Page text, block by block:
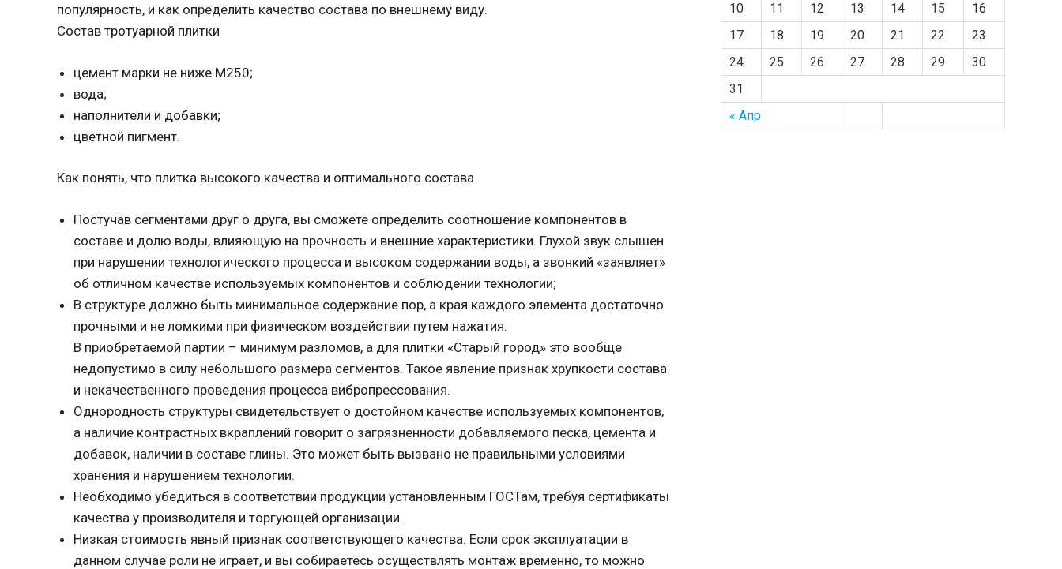
популярность, и как определить качество состава по внешнему виду.
Состав тротуарной плитки
цемент марки не ниже М250;
вода;
наполнители и добавки;
цветной пигмент.
Как понять, что плитка высокого качества и оптимального состава
Постучав сегментами друг о друга, вы сможете определить соотношение компонентов в
составе и долю воды, влияющую на прочность и внешние характеристики. Глухой звук слышен
при нарушении технологического процесса и высоком содержании воды, а звонкий «заявляет»
об отличном качестве используемых компонентов и соблюдении технологии;
В структуре должно быть минимальное содержание пор, а края каждого элемента достаточно
прочными и не ломкими при физическом воздействии путем нажатия.
В приобретаемой партии – минимум разломов, а для плитки «Старый город» это вообще
недопустимо в силу небольшого размера сегментов. Такое явление признак хрупкости состава
и некачественного проведения процесса вибропрессования.
Однородность структуры свидетельствует о достойном качестве используемых компонентов,
а наличие контрастных вкраплений говорит о загрязненности добавляемого песка, цемента и
добавок, наличии в составе глины. Это может быть вызвано не правильными условиями
хранения и нарушением технологии.
Необходимо убедиться в соответствии продукции установленным ГОСТам, требуя сертификаты
качества у производителя и торгующей организации.
Низкая стоимость явный признак соответствующего качества. Если срок эксплуатации в
данном случае роли не играет, и вы собираетесь осуществлять монтаж временно, то можно
« Апр
10
11 12 13 14 15
16
17
18 19 20 21 22
23
24
25 26 27 28 29
30
31